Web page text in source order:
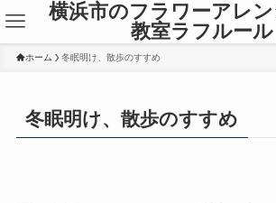
横浜市のフラワーアレ
教室ラフルール
ホーム 冬眠明け、散歩のすすめ
冬眠明け、散歩のすすめ